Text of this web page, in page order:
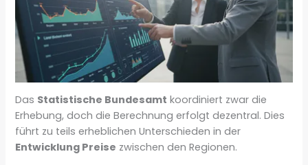
Das Statistische Bundesamt koordiniert zwar die
Erhebung, doch die Berechnung erfolgt dezentral. Dies
führt zu teils erheblichen Unterschieden in der
Entwicklung Preise zwischen den Regionen.